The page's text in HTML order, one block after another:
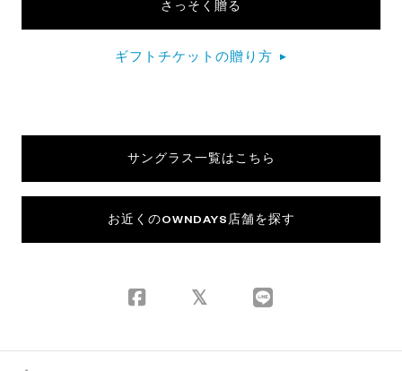
さっそく贈る
ギフトチケットの贈り方 ▶
サングラス一覧はこちら
お近くのOWNDAYS店舗を探す